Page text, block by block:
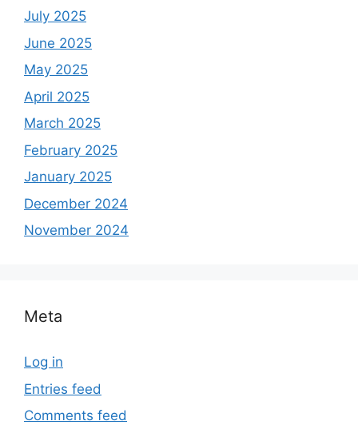
July 2025
June 2025
May 2025
April 2025
March 2025
February 2025
January 2025
December 2024
November 2024
Meta
Log in
Entries feed
Comments feed